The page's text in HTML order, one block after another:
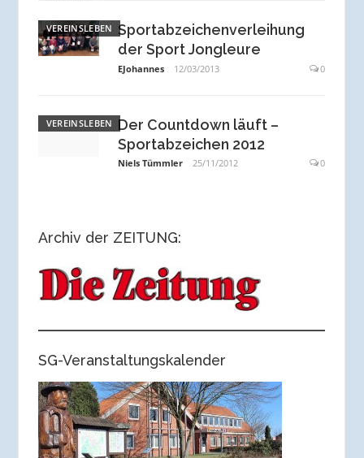
VEREINSLEBEN Sportabzeichenverleihung
der Sport Jongleure
EJohannes 12/03/2013 0
VEREINSLEBEN Der Countdown läuft –
Sportabzeichen 2012
Niels Tümmler 25/11/2012 0
Archiv der ZEITUNG:
SG-Veranstaltungskalender